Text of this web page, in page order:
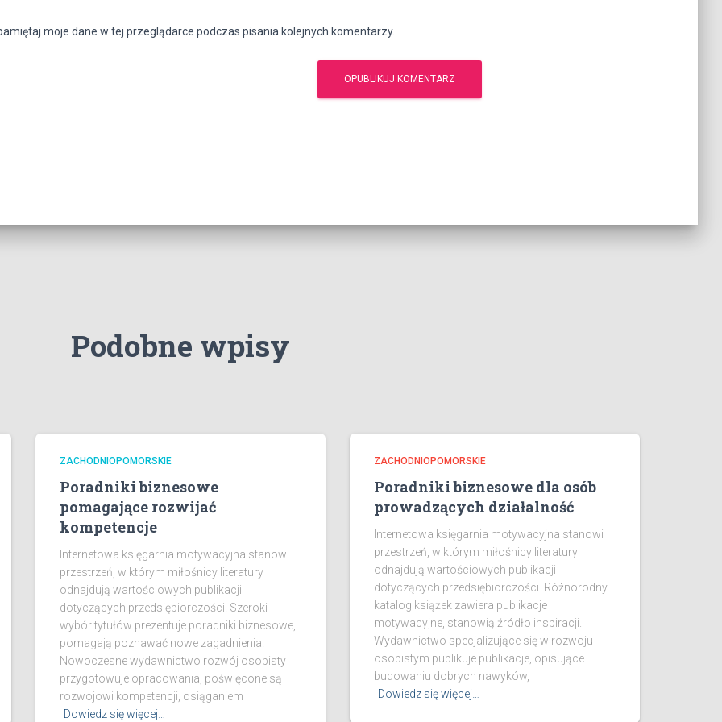
moje dane w tej przeglądarce podczas pisania kolejnych komentarzy.
Podobne wpisy
ZACHODNIOPOMORSKIE
Poradniki biznesowe
pomagające rozwijać
kompetencje
Internetowa księgarnia motywacyjna stanowi
przestrzeń, w którym miłośnicy literatury
odnajdują wartościowych publikacji
dotyczących przedsiębiorczości. Szeroki
wybór tytułów prezentuje poradniki biznesowe,
pomagają poznawać nowe zagadnienia.
Nowoczesne wydawnictwo rozwój osobisty
przygotowuje opracowania, poświęcone są
rozwojowi kompetencji, osiąganiem
Dowiedz się więcej…
ZACHODNIOPOMORSKIE
Poradniki biznesowe dla osób
prowadzących działalność
Internetowa księgarnia motywacyjna stanowi
przestrzeń, w którym miłośnicy literatury
odnajdują wartościowych publikacji
dotyczących przedsiębiorczości. Różnorodny
katalog książek zawiera publikacje
motywacyjne, stanowią źródło inspiracji.
Wydawnictwo specjalizujące się w rozwoju
osobistym publikuje publikacje, opisujące
budowaniu dobrych nawyków,
Dowiedz się więcej…